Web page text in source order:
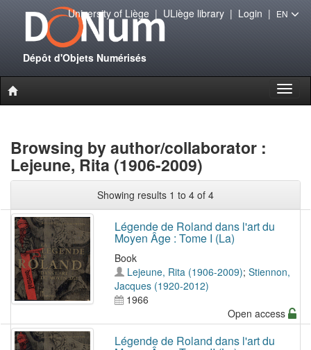
Dépôt d'Objets Numérisés
University of Liège| ULiège library| Login | EN
Browsing by author/collaborator :
Lejeune, Rita (1906-2009)
Showing results 1 to 4 of 4
Légende de Roland dans l'art du
Moyen Âge : Tome I (La)
Book
Lejeune, Rita (1906-2009); Stiennon,
Jacques (1920-2012)
1966
Open access
Légende de Roland dans l'art du